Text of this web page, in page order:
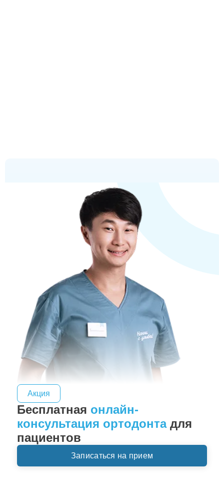
Акция
Бесплатная онлайн-
консультация ортодонтадля
пациентов
Записаться на прием